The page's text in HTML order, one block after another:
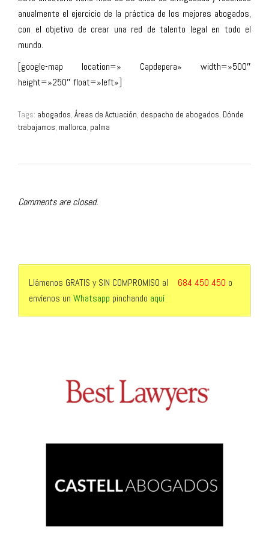
anualmente el ejercicio de la práctica de los mejores abogados,
con el objetivo de crear una red de talento legal en todo el
mundo.
[google-map location=» Capdepera» width=»500″
height=»250″ float=»left»]
Tags: abogados, Áreas de Actuación, despacho de abogados, Dónde
trabajamos, mallorca, palma
Comments are closed.
Llámenos GRATIS y SIN COMPROMISO al 684 450 450 o
envíenos un Whatsapp pinchando aquí